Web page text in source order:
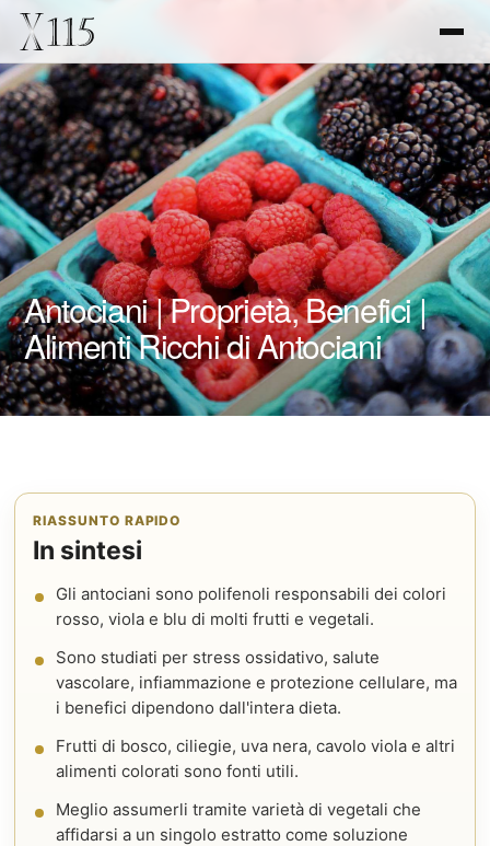
Antociani | Proprietà, Benefici |
Alimenti Ricchi di Antociani
RIASSUNTO RAPIDO
In sintesi
Gli antociani sono polifenoli responsabili dei colori
rosso, viola e blu di molti frutti e vegetali.
Sono studiati per stress ossidativo, salute
vascolare, infiammazione e protezione cellulare, ma
i benefici dipendono dall'intera dieta.
Frutti di bosco, ciliegie, uva nera, cavolo viola e altri
alimenti colorati sono fonti utili.
Meglio assumerli tramite varietà di vegetali che
affidarsi a un singolo estratto come soluzione